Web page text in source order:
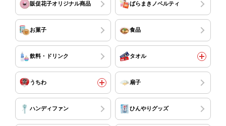
販促花子オリジナル商品 ばらまきノベルティ
お菓子 食品
飲料・ドリンク タオル
うちわ 扇子
ハンディファン ひんやりグッズ